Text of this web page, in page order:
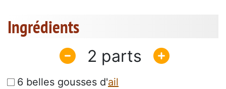
Ingrédients
2
6 belles gousses d'ail